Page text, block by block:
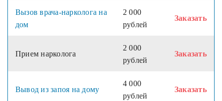
Вызов врача-нарколога на
дом
2 000
рублей
Заказать
Прием нарколога
2 000
рублей
Заказать
Вывод из запоя на дому
4 000
рублей
Заказать